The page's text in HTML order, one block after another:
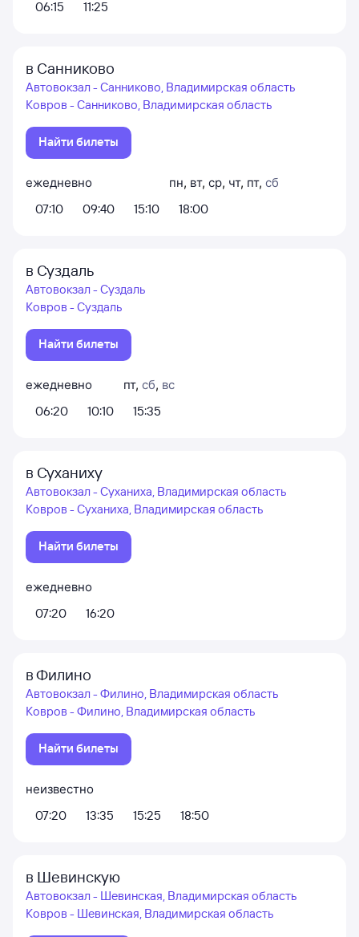
06:15
11:25
в Санниково
Автовокзал - Санниково, Владимирская область
Ковров - Санниково, Владимирская область
Найти билеты
ежедневно
07:10
09:40 15:10
пн, вт, ср, чт, пт, сб
18:00
в Суздаль
Автовокзал - Суздаль
Ковров - Суздаль
Найти билеты
ежедневно
06:20
10:10
пт, сб, вс
15:35
в Суханиху
Автовокзал - Суханиха, Владимирская область
Ковров - Суханиха, Владимирская область
Найти билеты
ежедневно
07:20
16:20
в Филино
Автовокзал - Филино, Владимирская область
Ковров - Филино, Владимирская область
Найти билеты
неизвестно
07:20
13:35 15:25 18:50
в Шевинскую
Автовокзал - Шевинская, Владимирская область
Ковров - Шевинская, Владимирская область